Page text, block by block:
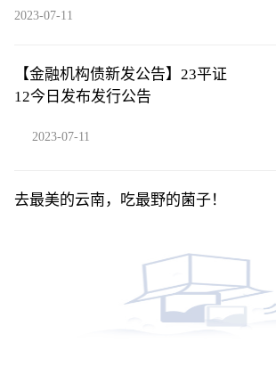
2023-07-11
【金融机构债新发公告】23平证
12今日发布发行公告
2023-07-11
去最美的云南，吃最野的菌子！